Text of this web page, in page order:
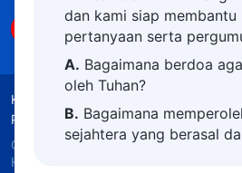
Ketentuan Penggunaan
Penghargaan
Kebijakan Cookie
Copyright © 2026Gereja Tuhan Yang
Hak Cipta Dilindungi Undang-Undang.
dan kami siap membantu
pertanyaan serta
A. Bagaimana berdoa
oleh Tuhan?
B. Bagaimana
sejahtera yang berasal